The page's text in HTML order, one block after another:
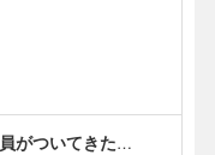
勇者パーティーをクビになったので故郷に帰ったら、メンバー全員がついてきたんだが